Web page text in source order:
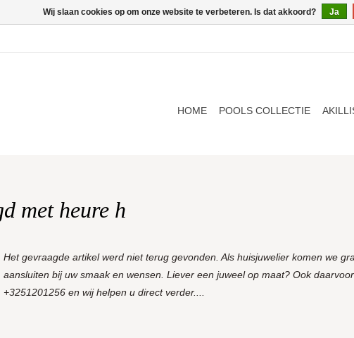
HOME POOLS COLLECTIE
met heure h
Het gevraagde artikel werd niet terug gevonden. Als huisjuwelier komen we
aansluiten bij uw smaak en wensen. Liever een juweel op maat? Ook
+3251201256 en wij helpen u direct verder....
Wij slaan cookies op om onze website te verbeteren. Is dat akkoord? Ja